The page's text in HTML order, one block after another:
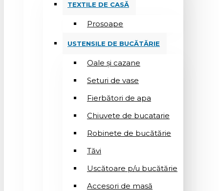
TEXTILE DE CASĂ
Prosoape
USTENSILE DE BUCĂTĂRIE
Oale și cazane
Seturi de vase
Fierbători de apa
Chiuvete de bucatarie
Robinete de bucătărie
Tăvi
Uscătoare p/u bucătărie
Accesori de masă